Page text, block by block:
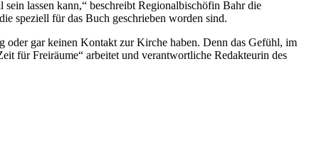
lassen kann,“ beschreibt Regionalbischöfin Bahr die
speziell für das Buch geschrieben worden sind.
oder gar keinen Kontakt zur Kirche haben. Denn das Gefühl, im
für Freiräume“ arbeitet und verantwortliche Redakteurin des